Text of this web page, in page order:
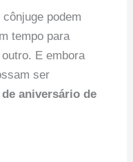
podem
tempo para
E embora
ser
aniversário de